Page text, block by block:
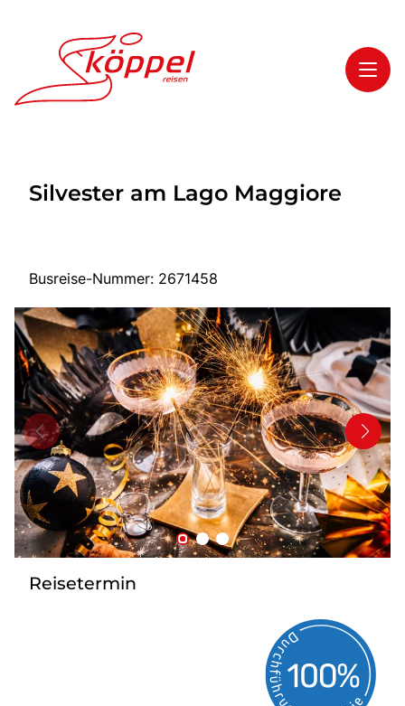
Highlights
Start
Mehrtagesreisen
Tagesreisen
Bus anmieten
Service
Kontakt
Silvester am Lago Maggiore
Busreise-Nummer: 2671458
Reisetermin